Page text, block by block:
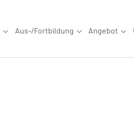
Submenu for "Wettkampfsport"
Aus-/Fortbildung
Submenu for
Angebot